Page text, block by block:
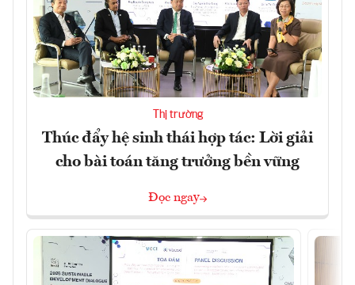
Thị trường
Thúc đẩy hệ sinh thái hợp tác: Lời giải
cho bài toán tăng trưởng bền vững
Đọc ngay